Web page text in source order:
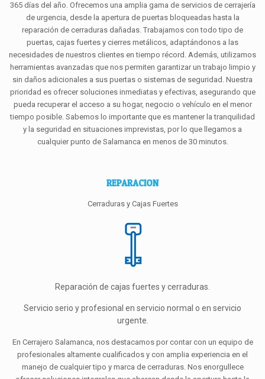
365 días del año. Ofrecemos una amplia gama de servicios de cerrajería
de urgencia, desde la apertura de puertas bloqueadas hasta la
reparación de cerraduras dañadas. Trabajamos con todo tipo de
puertas, cajas fuertes y cierres metálicos, adaptándonos a las
necesidades de nuestros clientes en tiempo récord. Además, utilizamos
herramientas avanzadas que nos permiten garantizar un trabajo limpio y
sin daños adicionales a sus puertas o sistemas de seguridad. Nuestra
prioridad es ofrecer soluciones inmediatas y efectivas, asegurando que
pueda recuperar el acceso a su hogar, negocio o vehículo en el menor
tiempo posible. Sabemos lo importante que es mantener la tranquilidad
y la seguridad en situaciones imprevistas, por lo que llegamos a
cualquier punto de Salamanca en menos de 30 minutos.
REPARACION
Cerraduras y Cajas Fuertes
Reparación de cajas fuertes y cerraduras.
Servicio serio y profesional en servicio normal o en servicio
urgente.
En Cerrajero Salamanca, nos destacamos por contar con un equipo de
profesionales altamente cualificados y con amplia experiencia en el
manejo de cualquier tipo y marca de cerraduras. Nos enorgullece